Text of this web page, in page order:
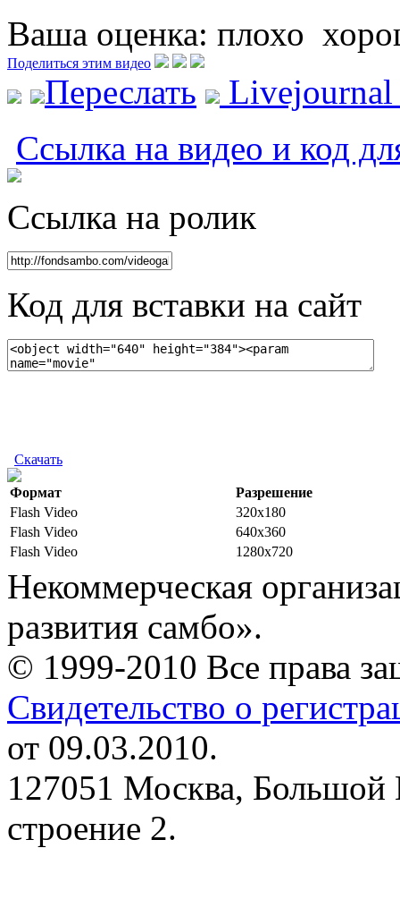
Ваша оценка: плохо
Поделиться этим видео
Переслать
Ссылка на видео и код
Ссылка на ролик
Код для вставки на сайт
Скачать
Формат
Разрешение
Flash Video
320x180
Flash Video
640x360
Flash Video
1280x720
Некоммерческая
развития самбо».
© 1999-2010 Все права
Свидетельство о
от 09.03.2010.
127051 Москва, Большой
строение 2.